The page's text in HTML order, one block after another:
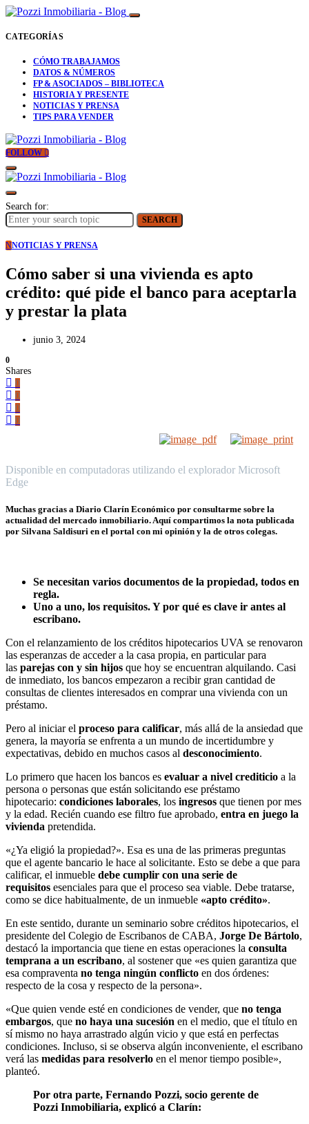
CATEGORÍAS
CÓMO TRABAJAMOS
DATOS & NÚMEROS
FP & ASOCIADOS – BIBLIOTECA
HISTORIA Y PRESENTE
NOTICIAS Y PRENSA
TIPS PARA VENDER
FOLLOW
Search for:
SEARCH
NNOTICIAS Y PRENSA
Cómo saber si una vivienda es apto
crédito: qué pide el banco para aceptarla
y prestar la plata
junio 3, 2024
0
Shares
0
0
0
0
Disponible en computadoras utilizando el explorador Microsoft
Edge
Muchas gracias a Diario Clarín Económico por consultarme sobre la
actualidad del mercado inmobiliario. Aquí compartimos la nota publicada
por Silvana Saldisuri en el portal con mi opinión y la de otros colegas.
Se necesitan varios documentos de la propiedad, todos en
regla.
Uno a uno, los requisitos. Y por qué es clave ir antes al
escribano.
Con el relanzamiento de los créditos hipotecarios UVA se renovaron
las esperanzas de acceder a la casa propia, en particular para
las parejas con y sin hijos que hoy se encuentran alquilando. Casi
de inmediato, los bancos empezaron a recibir gran cantidad de
consultas de clientes interesados en comprar una vivienda con un
préstamo.
Pero al iniciar el proceso para calificar, más allá de la ansiedad que
genera, la mayoría se enfrenta a un mundo de incertidumbre y
expectativas, debido en muchos casos al desconocimiento.
Lo primero que hacen los bancos es evaluar a nivel crediticio a la
persona o personas que están solicitando ese préstamo
hipotecario: condiciones laborales, los ingresos que tienen por mes
y la edad. Recién cuando ese filtro fue aprobado, entra en juego la
vivienda pretendida.
«¿Ya eligió la propiedad?». Esa es una de las primeras preguntas
que el agente bancario le hace al solicitante. Esto se debe a que para
calificar, el inmueble debe cumplir con una serie de
requisitos esenciales para que el proceso sea viable. Debe tratarse,
como se dice habitualmente, de un inmueble «apto crédito».
En este sentido, durante un seminario sobre créditos hipotecarios, el
presidente del Colegio de Escribanos de CABA, Jorge De Bártolo,
destacó la importancia que tiene en estas operaciones la consulta
temprana a un escribano, al sostener que «es quien garantiza que
esa compraventa no tenga ningún conflicto en dos órdenes:
respecto de la cosa y respecto de la persona».
«Que quien vende esté en condiciones de vender, que no tenga
embargos, que no haya una sucesión en el medio, que el título en
sí mismo no haya arrastrado algún vicio y que está en perfectas
condiciones. Incluso, si se observa algún inconveniente, el escribano
verá las medidas para resolverlo en el menor tiempo posible»,
planteó.
Por otra parte, Fernando Pozzi, socio gerente de
Pozzi Inmobiliaria, explicó a Clarín: